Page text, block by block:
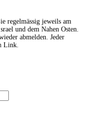
regelmässig jeweils am
und dem Nahen Osten.
abmelden. Jeder
Link.